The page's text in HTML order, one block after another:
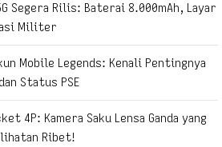
Segera Rilis: Baterai 8.000mAh, Layar
Militer
Mobile Legends: Kenali Pentingnya
Status PSE
4P: Kamera Saku Lensa Ganda yang
Ribet!